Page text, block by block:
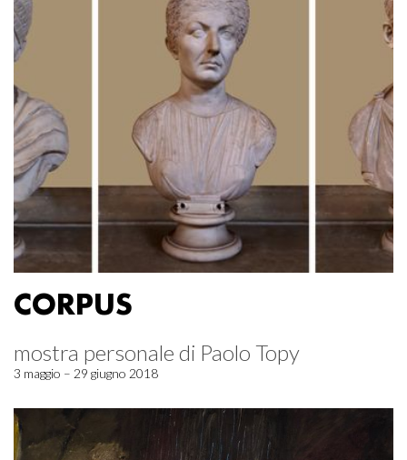
CORPUS
mostra personale di Paolo Topy
3 maggio – 29 giugno 2018